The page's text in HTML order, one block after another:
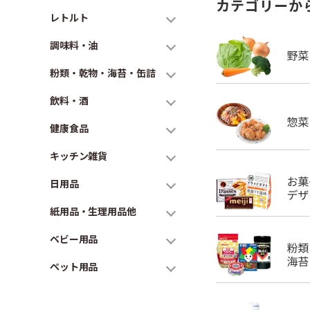
レトルト
調味料・油
粉類・乾物・海苔・缶詰
飲料・酒
健康食品
キッチン雑貨
日用品
紙用品・生理用品他
ベビー用品
ペット用品
カテゴリーか